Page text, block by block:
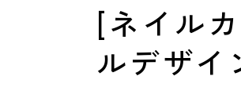
おすすめク
[ネイル
ルデザイ